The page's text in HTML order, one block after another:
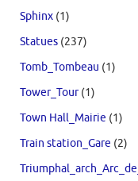
Sphinx (1)
Statues (237)
Tomb_Tombeau (1)
Tower_Tour(1)
Town Hall_Mairie (1)
Train station_Gare (2)